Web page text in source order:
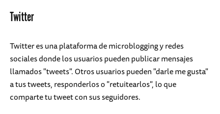
Twitter
Twitter es una plataforma de microblogging y redes
sociales donde los usuarios pueden publicar mensajes
llamados "tweets". Otros usuarios pueden "darle me gusta"
a tus tweets, responderlos o "retuitearlos", lo que
comparte tu tweet con sus seguidores.